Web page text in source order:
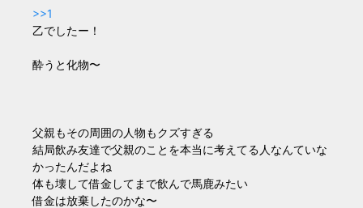
>>1
乙でしたー！
酔うと化物〜
父親もその周囲の人物もクズすぎる
結局飲み友達で父親のことを本当に考えてる人なんていな
かったんだよね
体も壊して借金してまで飲んで馬鹿みたい
借金は放棄したのかな〜